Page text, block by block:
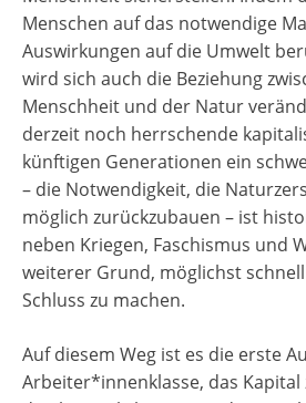
Menschen auf das notwendige
Auswirkungen auf die Umwelt
wird sich auch die Beziehung
Menschheit und der Natur
derzeit noch herrschende
künftigen Generationen ein
– die Notwendigkeit, die
möglich zurückzubauen – ist
neben Kriegen, Faschismus und
weiterer Grund, möglichst
Schluss zu machen.
Auf diesem Weg ist es die erste
Arbeiter*innenklasse, das